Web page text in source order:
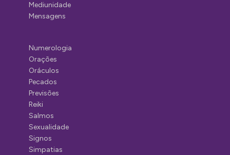
Mediunidade
Mensagens
Numerologia
Orações
Oráculos
Pecados
Previsões
Reiki
Salmos
Sexualidade
Signos
Simpatias